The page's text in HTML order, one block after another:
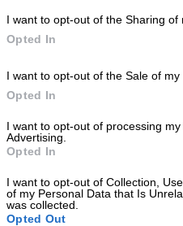
I want to opt-out of the Sharing of
Opted In
I want to opt-out of the Sale of my
Opted In
I want to opt-out of processing
Advertising.
Opted In
I want to opt-out of Collection,
of my Personal Data that Is
was collected.
Opted Out
luppolo
genetico
proveniente
Mistral è
spettro
Il birrificio
birra della
La birra si
schiuma.
conduttore
la consistente